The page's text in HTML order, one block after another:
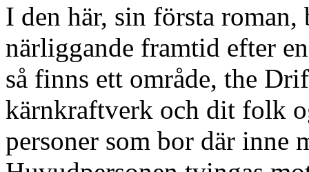
I den här, sin första
närliggande framtid efter
så finns ett område, the
kärnkraftverk och dit folk
personer som bor där